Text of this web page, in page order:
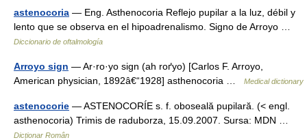
astenocoria — Eng. Asthenocoria Reflejo pupilar a la luz, débil y
lento que se observa en el hipoadrenalismo. Signo de Arroyo …
Diccionario de oftalmología
Arroyo sign — Ar·ro·yo sign (ah roґyo) [Carlos F. Arroyo,
American physician, 1892â€“1928] asthenocoria …
Medical dictionary
astenocorie — ASTENOCORÍE s. f. oboseală pupilară. (< engl.
asthenocoria) Trimis de raduborza, 15.09.2007. Sursa: MDN …
Dicționar Român